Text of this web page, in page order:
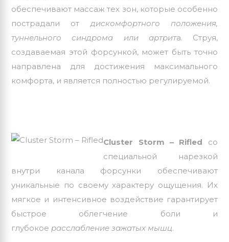
обеспечивают массаж тех зон, которые особенно
пострадали отдискомфортного положения,
туннельного синдрома или артрита. Струя,
создаваемая этой форсункой, может быть точно
направлена ​​для достижения максимального
комфорта, и является полностью регулируемой.
Cluster Storm – Rifled со
специальной нарезкой
внутри канала форсунки обеспечивают
уникальные по своему характеру ощущения. Их
мягкое и интенсивное воздействие гарантирует
быстрое облегчение боли и
глубокое расслабление зажатых мышц.